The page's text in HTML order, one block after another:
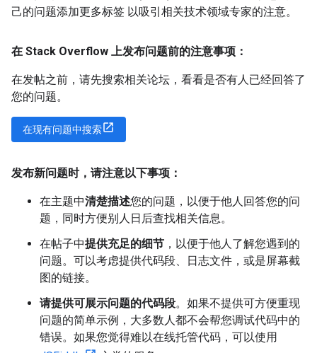
己的问题添加更多标签 以吸引相关技术领域专家的注意。
在 Stack Overflow 上发布问题前的注意事项：
在发帖之前，请先搜索相关论坛，看看是否有人已经回答了
您的问题。
在现有问题中搜索
发布新问题时，请注意以下事项：
在主题中清楚描述您的问题，以便于他人回答您的问
题，同时方便别人日后查找相关信息。
在帖子中提供充足的细节 ，以便于他人了解您遇到的
问题。可以考虑提供代码段、日志文件，或是屏幕截
图的链接。
请提供可展示问题的代码段。如果不提供可方便重现
问题的简单示例，大多数人都不会帮您调试代码中的
错误。如果您觉得难以在线托管代码，可以使用